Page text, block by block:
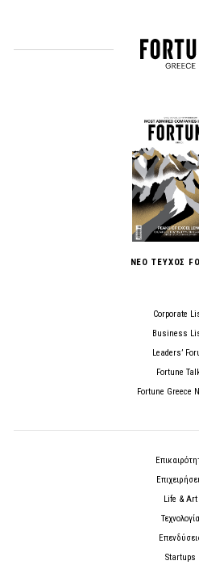
ΝΕΟ ΤΕΥΧΟΣ
Corporate
Business
Leaders’
Fortune
Fortune Greece
Life & Art
Τεχνολογία
Startups